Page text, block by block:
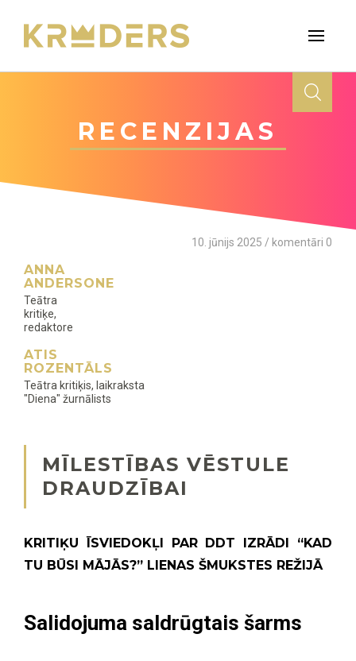
RECENZIJAS
10. jūnijs 2025 / komentāri 0
ANNA
ANDERSONE
Teātra
kritiķe,
redaktore
ATIS
ROZENTĀLS
Teātra kritiķis, laikraksta
"Diena" žurnālists
MĪLESTĪBAS VĒSTULE
DRAUDZĪBAI
KRITIĶU ĪSVIEDOKĻI PAR DDT IZRĀDI “KAD
TU BŪSI MĀJĀS?” LIENAS ŠMUKSTES REŽIJĀ
Salidojuma saldrūgtais šarms